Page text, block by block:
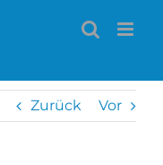
Zurück Vor